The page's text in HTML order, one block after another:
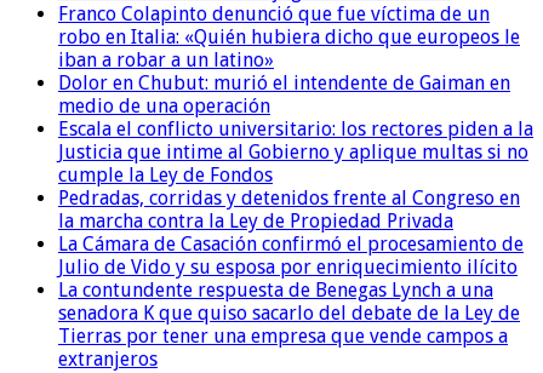
Franco Colapinto denunció que fue víctima de un
robo en Italia: «Quién hubiera dicho que europeos le
iban a robar a un latino»
Dolor en Chubut: murió el intendente de Gaiman en
medio de una operación
Escala el conflicto universitario: los rectores piden a la
Justicia que intime al Gobierno y aplique multas si no
cumple la Ley de Fondos
Pedradas, corridas y detenidos frente al Congreso en
la marcha contra la Ley de Propiedad Privada
La Cámara de Casación confirmó el procesamiento de
Julio de Vido y su esposa por enriquecimiento ilícito
La contundente respuesta de Benegas Lynch a una
senadora K que quiso sacarlo del debate de la Ley de
Tierras por tener una empresa que vende campos a
extranjeros